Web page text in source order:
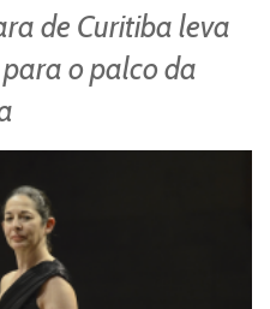
de Curitiba leva
o palco da